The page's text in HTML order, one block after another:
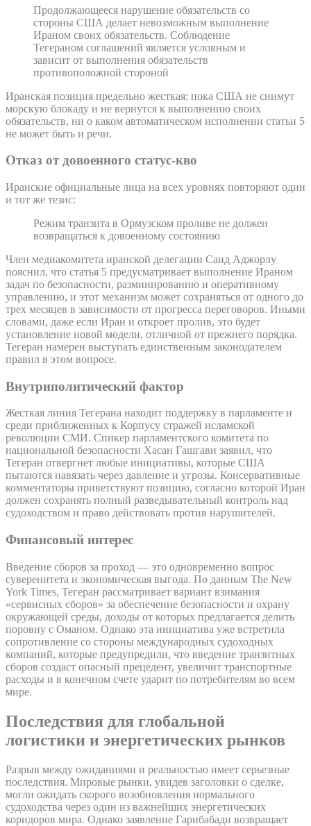
Продолжающееся нарушение обязательств со
стороны США делает невозможным выполнение
Ираном своих обязательств. Соблюдение
Тегераном соглашений является условным и
зависит от выполнения обязательств
противоположной стороной
Иранская позиция предельно жесткая: пока США не снимут
морскую блокаду и не вернутся к выполнению своих
обязательств, ни о каком автоматическом исполнении статьи 5
не может быть и речи.
Отказ от довоенного статус-кво
Иранские официальные лица на всех уровнях повторяют один
и тот же тезис:
Режим транзита в Ормузском проливе не должен
возвращаться к довоенному состоянию
Член медиакомитета иранской делегации Саид Аджорлу
пояснил, что статья 5 предусматривает выполнение Ираном
задач по безопасности, разминированию и оперативному
управлению, и этот механизм может сохраняться от одного до
трех месяцев в зависимости от прогресса переговоров. Иными
словами, даже если Иран и откроет пролив, это будет
установление новой модели, отличной от прежнего порядка.
Тегеран намерен выступать единственным законодателем
правил в этом вопросе.
Внутриполитический фактор
Жесткая линия Тегерана находит поддержку в парламенте и
среди приближенных к Корпусу стражей исламской
революции СМИ. Спикер парламентского комитета по
национальной безопасности Хасан Гашгави заявил, что
Тегеран отвергнет любые инициативы, которые США
пытаются навязать через давление и угрозы. Консервативные
комментаторы приветствуют позицию, согласно которой Иран
должен сохранять полный разведывательный контроль над
судоходством и право действовать против нарушителей.
Финансовый интерес
Введение сборов за проход — это одновременно вопрос
суверенитета и экономическая выгода. По данным The New
York Times, Тегеран рассматривает вариант взимания
«сервисных сборов» за обеспечение безопасности и охрану
окружающей среды, доходы от которых предлагается делить
поровну с Оманом. Однако эта инициатива уже встретила
сопротивление со стороны международных судоходных
компаний, которые предупредили, что введение транзитных
сборов создаст опасный прецедент, увеличит транспортные
расходы и в конечном счете ударит по потребителям во всем
мире.
Последствия для глобальной
логистики и энергетических рынков
Разрыв между ожиданиями и реальностью имеет серьезные
последствия. Мировые рынки, увидев заголовки о сделке,
могли ожидать скорого возобновления нормального
судоходства через один из важнейших энергетических
коридоров мира. Однако заявление Гарибабади возвращает